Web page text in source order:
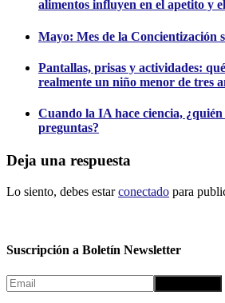
alimentos influyen en el apetito y
Mayo: Mes de la Concientización
Pantallas, prisas y actividades:
realmente un niño menor de tres
Cuando la IA hace ciencia,
preguntas?
Deja una respuesta
Lo siento, debes estarconectado para
Suscripción a Boletín Newsletter